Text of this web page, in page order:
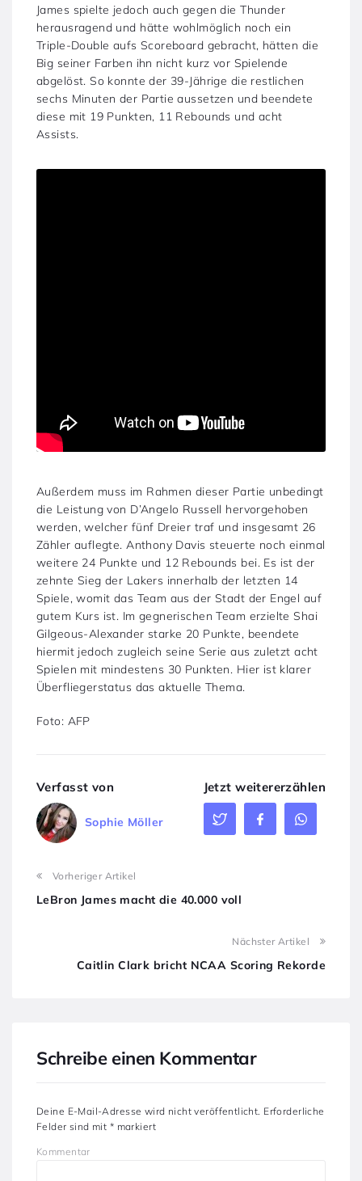
James spielte jedoch auch gegen die Thunder
herausragend und hätte wohlmöglich noch ein
Triple-Double aufs Scoreboard gebracht, hätten die
Big seiner Farben ihn nicht kurz vor Spielende
abgelöst. So konnte der 39-Jährige die restlichen
sechs Minuten der Partie aussetzen und beendete
diese mit 19 Punkten, 11 Rebounds und acht
Assists.
Außerdem muss im Rahmen dieser Partie unbedingt
die Leistung von D’Angelo Russell hervorgehoben
werden, welcher fünf Dreier traf und insgesamt 26
Zähler auflegte. Anthony Davis steuerte noch einmal
weitere 24 Punkte und 12 Rebounds bei. Es ist der
zehnte Sieg der Lakers innerhalb der letzten 14
Spiele, womit das Team aus der Stadt der Engel auf
gutem Kurs ist. Im gegnerischen Team erzielte Shai
Gilgeous-Alexander starke 20 Punkte, beendete
hiermit jedoch zugleich seine Serie aus zuletzt acht
Spielen mit mindestens 30 Punkten. Hier ist klarer
Überfliegerstatus das aktuelle Thema.
Foto: AFP
Verfasst von
Sophie Möller
Jetzt weitererzählen
Vorheriger Artikel
LeBron James macht die 40.000 voll
Nächster Artikel
Caitlin Clark bricht NCAA Scoring Rekorde
Schreibe einen Kommentar
Deine E-Mail-Adresse wird nicht veröffentlicht. Erforderliche
Felder sind mit * markiert
Kommentar